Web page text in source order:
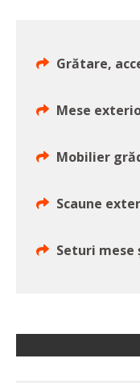
Grătare,
Mese
Mobilier
Scaune
Seturi mese